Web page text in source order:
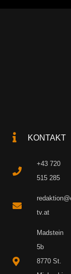
KONTAKT
+43 720
515 285
tv.at
Madstein
5b
8770 St.